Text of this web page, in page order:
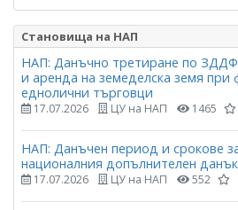
Становища на НАП
НАП: Данъчно третиране по
и аренда на земеделска земя при
еднолични търговци
17.07.2026 ЦУ на НАП 1465
НАП: Данъчен период и срокове
националния допълнителен
17.07.2026 ЦУ на НАП 552